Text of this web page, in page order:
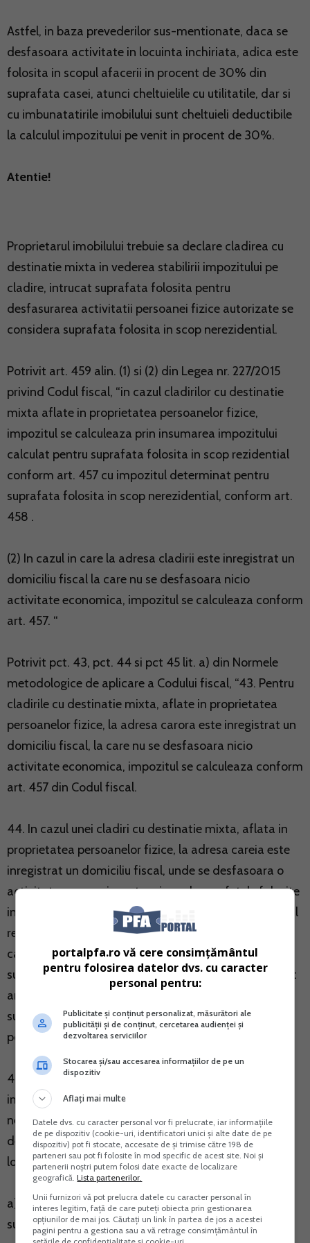
Astfel, in baza prevederilor sus-mentionate, daca se
desfasoara activitate in locuinta inchiriata, adica este
folosita in scopul afacerii in procent de 30% din
suprafata casei, atunci cheltuielile cu utilitatile, dar si
cu imbunatatirile imobilului sunt cheltuieli deductibile
la calculul impozitului pe venit in procent de 30%.
Atentie!
Proprietarul imobilului trebuie sa declare cladirea cu
destinatie mixta in vederea stabilirii impozitului pe
cladire, intrucat suprafata folosita pentru
desfasurarea activitatii persoanei fizice autorizate se
considera suprafata folosita in scop nerezidential.
Potrivit art. 459 alin. (1) si (2) din Legea nr. 227/2015
privind Codul fiscal, “in cazul cladirilor cu destinatie
mixta aflate in proprietatea persoanelor fizice,
impozitul se calculeaza prin insumarea impozitului
calculat pentru suprafata folosita in scop rezidential
conform art. 457 cu impozitul determinat pentru
suprafata folosita in scop nerezidential, conform art.
458 .
(2) In cazul in care la adresa cladirii este inregistrat un
domiciliu fiscal la care nu se desfasoara nicio
activitate economica, impozitul se calculeaza conform
art. 457. “
Potrivit pct. 43, pct. 44 si pct 45 lit. a) din Normele
metodologice de aplicare a Codului fiscal, “43. Pentru
cladirile cu destinatie mixta, aflate in proprietatea
persoanelor fizice, la adresa carora este inregistrat un
domiciliu fiscal, la care nu se desfasoara nicio
activitate economica, impozitul se calculeaza conform
art. 457 din Codul fiscal.
44. In cazul unei cladiri cu destinatie mixta, aflata in
proprietatea persoanelor fizice, la adresa careia este
inregistrat un domiciliu fiscal, unde se desfasoara o
activitate economica, atunci cand suprafetele folosite
in scop rezidential si cele folosite in scop nerezidential
rezulta din documentatia cadastrala, impozitul se
calculeaza prin insumarea impozitului aferent
suprafetei folosite in scop rezidential, calculat potrivit
art. 457 din Codul fiscal, cu impozitul aferent
suprafetei folosite in scop nerezidential, calculat
potrivit art. 458 din Codul fiscal.
45. Delimitarea suprafetelor pentru stabilirea
impozitului, in functie de destinatia rezidentiala sau
nerezidentiala, rezulta din documentul anexat la
declaratia depusa de contribuabil la organul fiscal
local competent, care poate fi, dupa caz:
a) contractul de inchiriere, in care se precizeaza
suprafata transmisa pentru desfasurarea activitatii
portalpfa.ro vă cere consimțământul
pentru folosirea datelor dvs. cu caracter
personal pentru:
Publicitate și conținut personalizat, măsurători ale
publicității și de conținut, cercetarea audienței și
dezvoltarea serviciilor
Stocarea și/sau accesarea informațiilor de pe un
dispozitiv
Aflați mai multe
Datele dvs. cu caracter personal vor fi prelucrate, iar informațiile
de pe dispozitiv (cookie-uri, identificatori unici și alte date de pe
dispozitiv) pot fi stocate, accesate de și trimise către 198 de
parteneri sau pot fi folosite în mod specific de acest site. Noi și
partenerii noștri putem folosi date exacte de localizare
geografică.Lista partenerilor.
Unii furnizori vă pot prelucra datele cu caracter personal în
interes legitim, față de care puteți obiecta prin gestionarea
opțiunilor de mai jos. Căutați un link în partea de jos a acestei
pagini pentru a gestiona sau a vă retrage consimțământul în